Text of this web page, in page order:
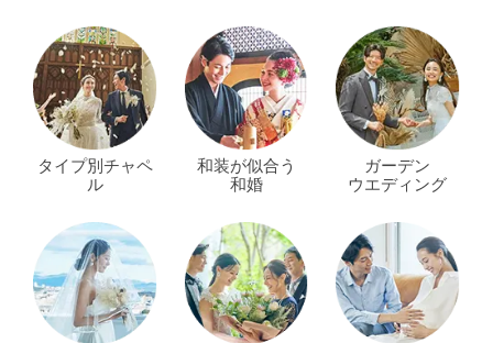
タイプ別チャペ
ル
和装が似合う
和婚
ガーデン
ウエディング